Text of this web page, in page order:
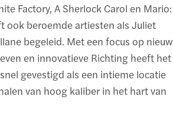
Factory, A Sherlock Carol en Mario:
ook beroemde artiesten als Juliet
begeleid. Met een focus op nieuw
en innovatieve Richting heeft het
gevestigd als een intieme locatie
van hoog kaliber in het hart van